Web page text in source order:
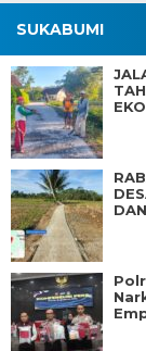
SUKABUMI